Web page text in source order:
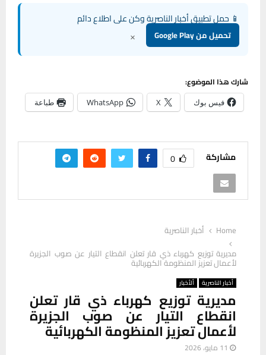
📱 حمل تطبيق أخبار الناصرية وكن على اطلاع دائم
تحميل من Google Play ×
شارك هذا الموضوع:
فيس بوك X
WhatsApp طباعة
مشاركة 0
Home
أخبار الناصرية
مديرية توزيع كهرباء ذي قار تعلن انقطاع التيار عن صوب الجزيرة
لأعمال تعزيز المنظومة الكهربائية
أخبار الناصرية ألأخبار
مديرية توزيع كهرباء ذي قار تعلن
انقطاع التيار عن صوب الجزيرة
لأعمال تعزيز المنظومة الكهربائية
11 مايو، 2026